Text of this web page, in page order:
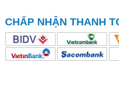
CHẤP NHẬN THANH